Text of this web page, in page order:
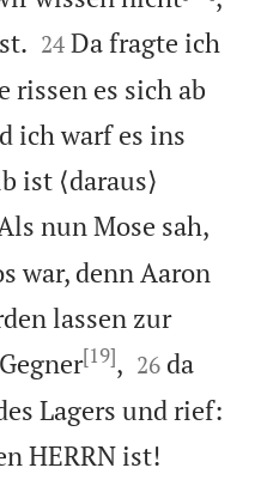


24 Da fragte ich
rissen es sich ab
ich warf es ins
ist ⟨daraus⟩
nun Mose sah,
war, denn Aaron
lassen zur
[19], 

26 da
Lagers und rief:
HERRN ist!